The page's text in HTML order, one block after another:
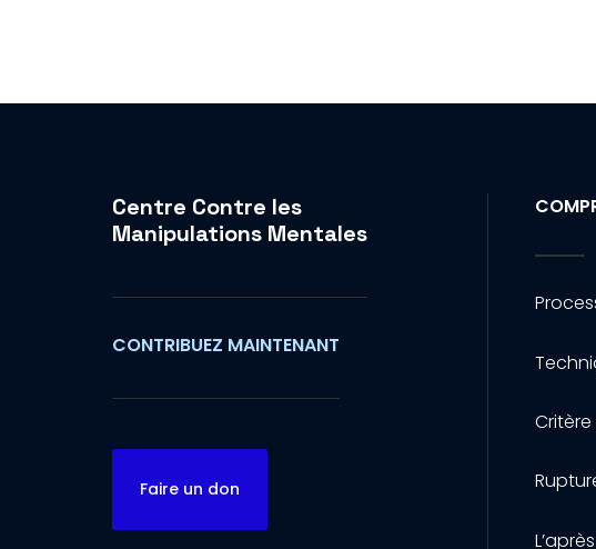
Centre Contre les
Manipulations Mentales
CONTRIBUEZ MAINTENANT
Faire un don